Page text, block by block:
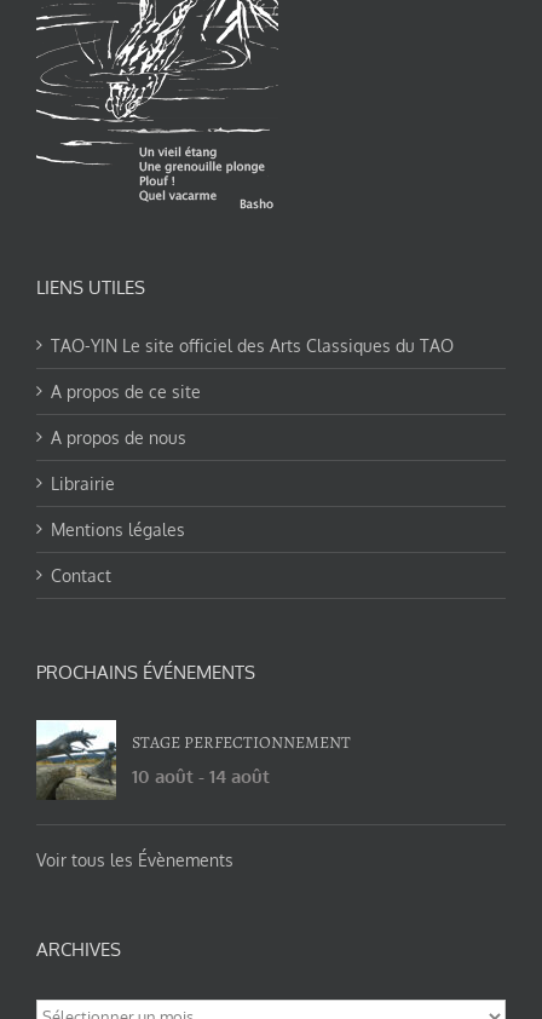
LIENS UTILES
TAO-YIN Le site officiel des Arts Classiques du TAO
A propos de ce site
A propos de nous
Librairie
Mentions légales
Contact
PROCHAINS ÉVÉNEMENTS
STAGE PERFECTIONNEMENT
10 août - 14 août
Voir tous les Évènements
ARCHIVES
Archives